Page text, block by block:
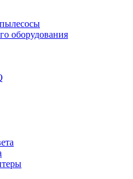
оборудования